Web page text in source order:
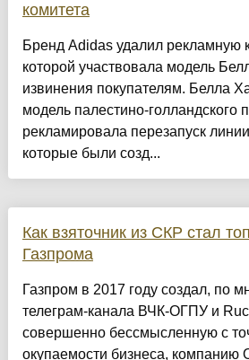
комитета
Бренд Adidas удалил рекламную
которой участвовала модель
извинения покупателям. Белла
модель палестино-
рекламировала перезапуск
которые были созд...
Как взяточник из СКР стал
Газпрома
Газпром в 2017 году создал, по
телеграм-канала ВЧК-ОГПУ и
совершенно бессмысленную с
окупаемости бизнеса,